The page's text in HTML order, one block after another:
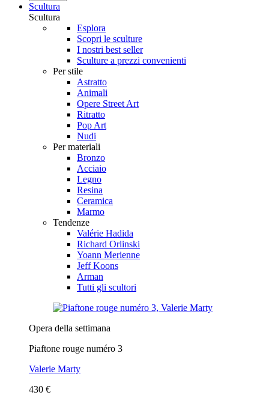
Scultura
Scultura
Esplora
Scopri le sculture
I nostri best seller
Sculture a prezzi convenienti
Per stile
Astratto
Animali
Opere Street Art
Ritratto
Pop Art
Nudi
Per materiali
Bronzo
Acciaio
Legno
Resina
Ceramica
Marmo
Tendenze
Valérie Hadida
Richard Orlinski
Yoann Merienne
Jeff Koons
Arman
Tutti gli scultori
Opera della settimana
Piaftone rouge numéro 3
Valerie Marty
430 €